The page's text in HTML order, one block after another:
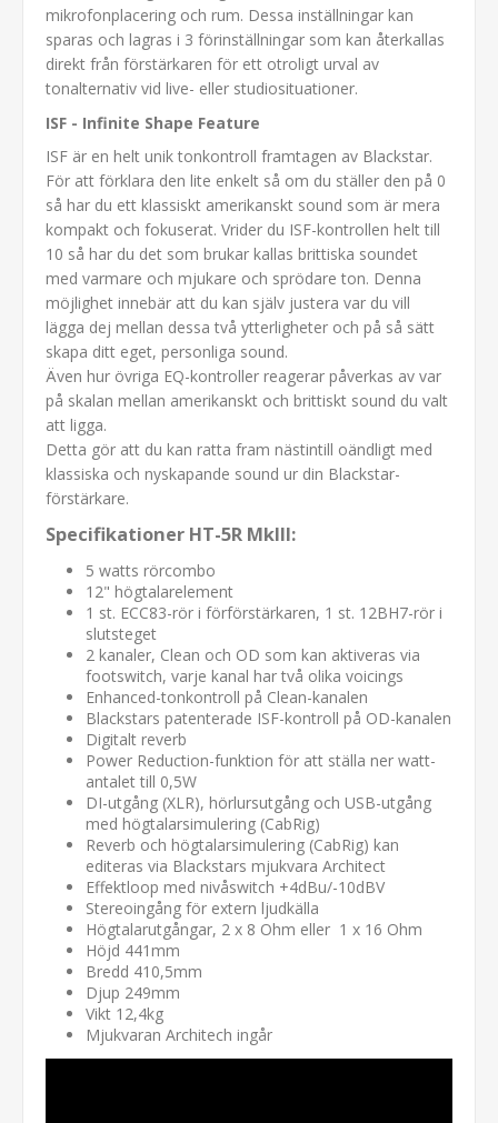
mikrofonplacering och rum. Dessa inställningar kan
sparas och lagras i 3 förinställningar som kan återkallas
direkt från förstärkaren för ett otroligt urval av
tonalternativ vid live- eller studiosituationer.
ISF - Infinite Shape Feature
ISF är en helt unik tonkontroll framtagen av Blackstar.
För att förklara den lite enkelt så om du ställer den på 0
så har du ett klassiskt amerikanskt sound som är mera
kompakt och fokuserat. Vrider du ISF-kontrollen helt till
10 så har du det som brukar kallas brittiska soundet
med varmare och mjukare och sprödare ton. Denna
möjlighet innebär att du kan själv justera var du vill
lägga dej mellan dessa två ytterligheter och på så sätt
skapa ditt eget, personliga sound.
Även hur övriga EQ-kontroller reagerar påverkas av var
på skalan mellan amerikanskt och brittiskt sound du valt
att ligga.
Detta gör att du kan ratta fram nästintill oändligt med
klassiska och nyskapande sound ur din Blackstar-
förstärkare.
Specifikationer HT-5R MkIII:
5 watts rörcombo
12" högtalarelement
1 st. ECC83-rör i förförstärkaren, 1 st. 12BH7-rör i
slutsteget
2 kanaler, Clean och OD som kan aktiveras via
footswitch, varje kanal har två olika voicings
Enhanced-tonkontroll på Clean-kanalen
Blackstars patenterade ISF-kontroll på OD-kanalen
Digitalt reverb
Power Reduction-funktion för att ställa ner watt-
antalet till 0,5W
DI-utgång (XLR), hörlursutgång och USB-utgång
med högtalarsimulering (CabRig)
Reverb och högtalarsimulering (CabRig) kan
editeras via Blackstars mjukvara Architect
Effektloop med nivåswitch +4dBu/-10dBV
Stereoingång för extern ljudkälla
Högtalarutgångar, 2 x 8 Ohm eller 1 x 16 Ohm
Höjd 441mm
Bredd 410,5mm
Djup 249mm
Vikt 12,4kg
Mjukvaran Architech ingår